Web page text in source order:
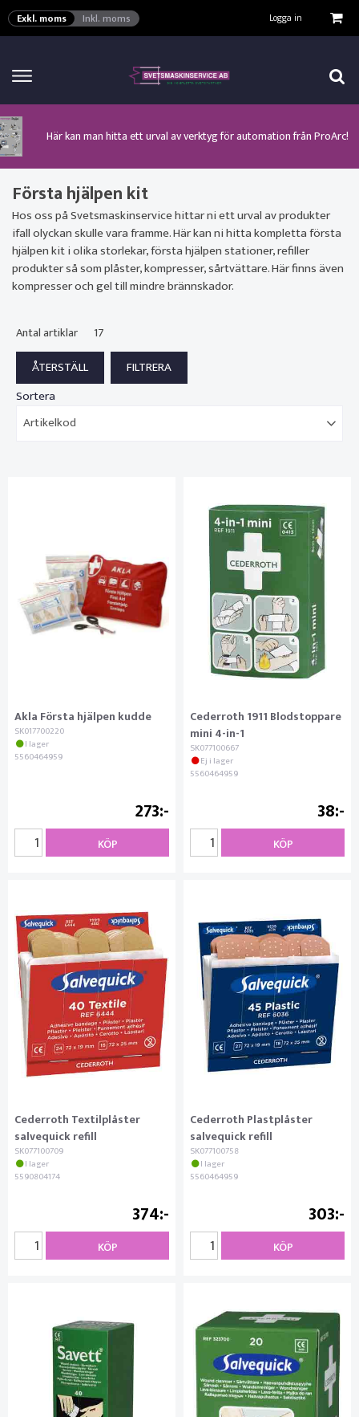
Exkl. moms Inkl. moms Logga in
Klicka här för att se alla våra nuvarande kampanjer!
Här kan man hitta ett urval av verktyg för automation från ProArc!
Nyhet! Lägesställare, rullbockar och längdsvets från ProArc!
Nyhet! Tig-svets från Esab, Rogue ET 230iP AC/DC!
Nyhet! Tig-svets Minarc T 223 AC/DC från Kemppi!
Nyhet! Nya PAPR-enheten från ESAB EPR-X1.1!
Nyhet! MinarcMig 190 Auto och MinarcMig 220 Auto från Kemppi!
Första hjälpen kit
Hos oss på Svetsmaskinservice hittar ni ett urval av produkter
ifall olyckan skulle vara framme. Här kan ni hitta kompletta första
hjälpen kit i olika storlekar, första hjälpen stationer, refiller
produkter så som plåster, kompresser, sårtvättare. Här finns även
kompresser och gel till mindre brännskador.
Antal artiklar 17
Sortera
Artikelkod
Akla Första hjälpen kudde
SK017700220
I lager
5560464959
273
KÖP
Cederroth 1911 Blodstoppare
mini 4-in-1
SK077100667
Ej i lager
5560464959
38
KÖP
Cederroth Textilplåster
salvequick refill
SK077100709
I lager
5590804174
374
KÖP
Cederroth Plastplåster
salvequick refill
SK077100758
I lager
5560464959
303
KÖP
VISA VARUKORGEN TILL KASSAN